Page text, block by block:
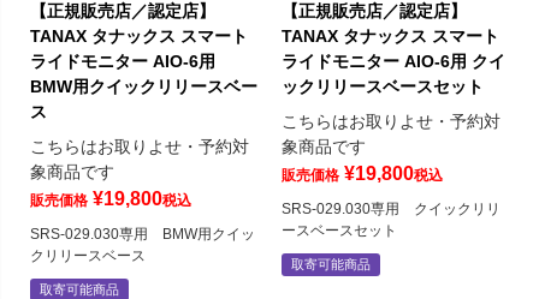
【正規販売店／認定店】
TANAX タナックス スマート
ライドモニター AIO-6用
BMW用クイックリリースベー
ス
こちらはお取りよせ・予約対
象商品です
販売価格 ¥19,800税込
SRS-029.030専用 BMW用クイッ
クリリースベース
取寄可能商品
【正規販売店／認定店】
TANAX タナックス スマート
ライドモニター AIO-6用 クイ
ックリリースベースセット
こちらはお取りよせ・予約対
象商品です
販売価格 ¥19,800税込
SRS-029.030専用 クイックリリ
ースベースセット
取寄可能商品